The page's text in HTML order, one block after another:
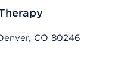
CO 80246
on mobile devices